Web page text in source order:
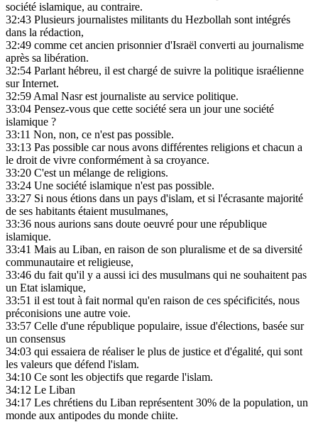
société islamique, au contraire.
32:43 Plusieurs journalistes militants du Hezbollah sont intégrés
dans la rédaction,
32:49 comme cet ancien prisonnier d'Israël converti au journalisme
après sa libération.
32:54 Parlant hébreu, il est chargé de suivre la politique israélienne
sur Internet.
32:59Amal Nasr est journaliste au service politique.
33:04 Pensez-vous que cette société sera un jour une société
islamique ?
33:11 Non, non, ce n'est pas possible.
33:13 Pas possible car nous avons différentes religions et chacun a
le droit de vivre conformément à sa croyance.
33:20 C'est un mélange de religions.
33:24 Une société islamique n'est pas possible.
33:27 Si nous étions dans un pays d'islam, et si l'écrasante majorité
de ses habitants étaient musulmanes,
33:36 nous aurions sans doute oeuvré pour une république
islamique.
33:41 Mais au Liban, en raison de son pluralisme et de sa diversité
communautaire et religieuse,
33:46 du fait qu'il y a aussi ici des musulmans qui ne souhaitent pas
un Etat islamique,
33:51 il est tout à fait normal qu'en raison de ces spécificités, nous
préconisions une autre voie.
33:57 Celle d'une république populaire, issue d'élections, basée sur
un consensus
34:03 qui essaiera de réaliser le plus de justice et d'égalité, qui sont
les valeurs que défend l'islam.
34:10 Ce sont les objectifs que regarde l'islam.
34:12 Le Liban
34:17 Les chrétiens du Liban représentent 30% de la population, un
monde aux antipodes du monde chiite.